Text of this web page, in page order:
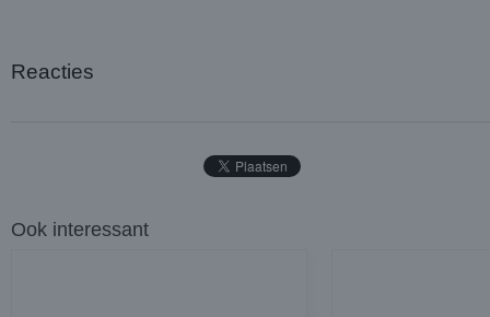
Reacties
Ook interessant